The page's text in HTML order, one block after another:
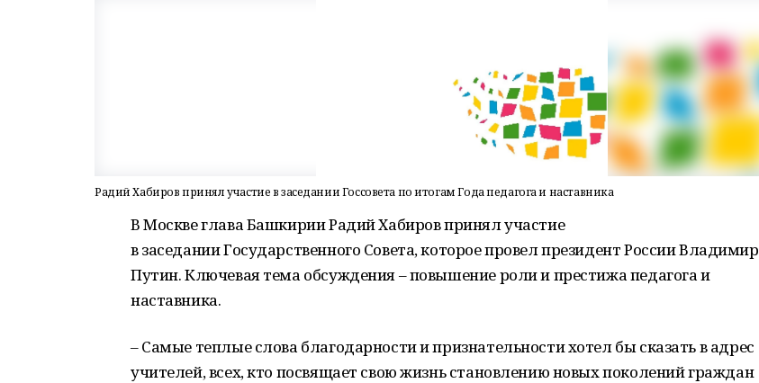
Радий Хабиров принял участие в заседании Госсовета по итогам Года педагога и наставника
В Москве глава Башкирии Радий Хабиров принял участие
в заседании Государственного Совета, которое провел президент России Владимир
Путин. Ключевая тема обсуждения – повышение роли и престижа педагога и
наставника.
– Самые теплые слова благодарности и признательности хотел бы сказать в адрес
учителей, всех, кто посвящает свою жизнь становлению новых поколений граждан